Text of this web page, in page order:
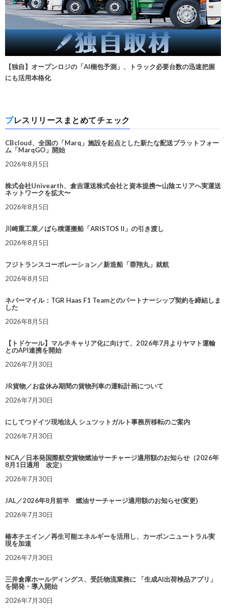
【独自】オープンロジの「AI梱包予測」、トラック必要台数の迅速把握
にも活用本格化
プレスリリースまとめてチェック
CBcloud、全国の「Marq」施設を起点とした新たな配送プラットフォー
ム「MarqGO」開始
2026年8月5日
株式会社Univearth、倉吉運送株式会社と資本提携〜山陰エリアへ実運送
ネットワークを拡大〜
2026年8月5日
川崎重工業／ばら積運搬船「ARISTOS II」の引き渡し
2026年8月5日
フジトランスコーポレーション／新造船「蓉翔丸」就航
2026年8月5日
ネバーマイル：TGR Haas F1 Teamとのパートナーシップ契約を締結しま
した
2026年8月5日
【トドケール】マルチキャリア化に向けて、2026年7月よりヤマト運輸
とのAPI連携を開始
2026年7月30日
JR貨物／お盆休み期間の貨物列車の運転計画について
2026年7月30日
にしてつドイツ現地法人 シュツットガルト事務所移転のご案内
2026年7月30日
NCA／日本発国際航空貨物燃油サーチャージ適用額のお知らせ（2026年
8月1日適用 改定）
2026年7月30日
JAL／2026年8月前半 燃油サーチャージ適用額のお知らせ(変更)
2026年7月30日
椿本チエイン／再生可能エネルギーを活用し、カーボンニュートラル実
現を加速
2026年7月30日
三井倉庫ホールディングス、受託物流業務に 「生成AI出荷検品アプリ」
を開発・導入開始
2026年7月30日